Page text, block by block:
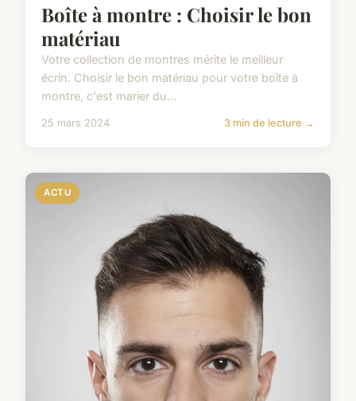
Boîte à montre : Choisir le bon
matériau
Votre collection de montres mérite le meilleur
écrin. Choisir le bon matériau pour votre boîte à
montre, c'est marier du...
25 mars 2024 3 min de lecture →
ACTU